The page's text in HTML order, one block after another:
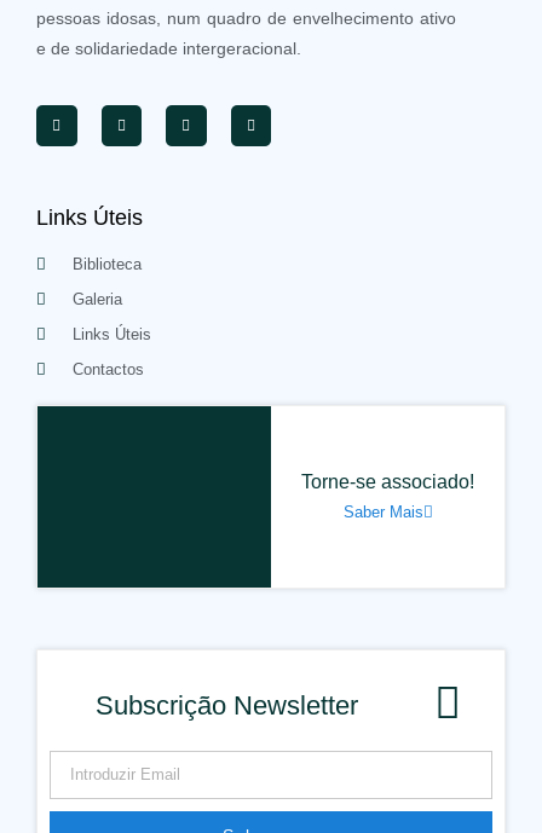
pessoas idosas, num quadro de envelhecimento ativo
e de solidariedade intergeracional.
Links Úteis
Biblioteca
Galeria
Links Úteis
Contactos
Torne-se associado!
Saber Mais
Subscrição Newsletter